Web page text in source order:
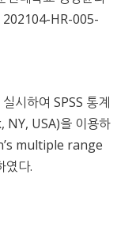
202104-HR-005-
시하여 SPSS 통계
USA)을 이용하
multiple range
였다.